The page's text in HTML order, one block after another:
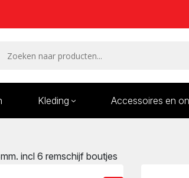
Kleding Accessoires en
Onderdelen/Reparatie
incl 6 remschijf boutjes